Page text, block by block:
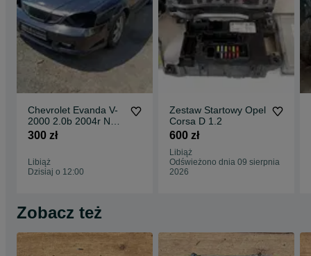
Chevrolet Evanda V-
2000 2.0b 2004r NA
CZĘŚCI
300 zł
Libiąż
Dzisiaj o 12:00
Zestaw Startowy Opel
Corsa D 1.2
600 zł
Libiąż
Odświeżono dnia 09 sierpnia
2026
Zobacz też